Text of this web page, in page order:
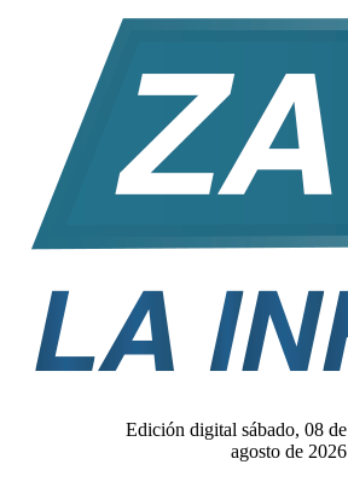
Edición digital sábado, 08 de
agosto de 2026